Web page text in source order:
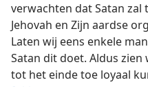
verwachten dat Satan
Jehovah en Zijn aardse
Laten wij eens enkele
Satan dit doet. Aldus
tot het einde toe loyaal